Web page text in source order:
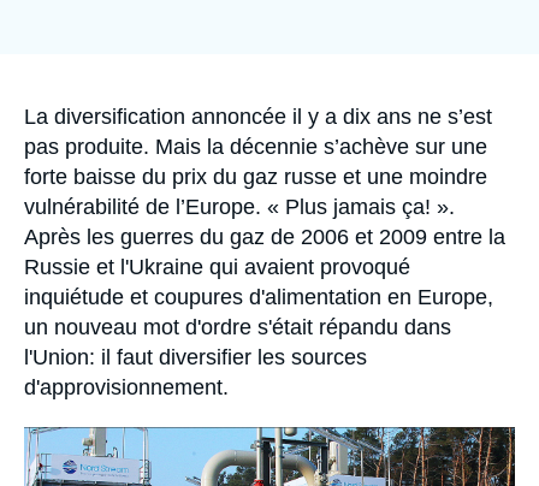
Accroche
La diversification annoncée il y a dix ans ne s’est
pas produite. Mais la décennie s’achève sur une
forte baisse du prix du gaz russe et une moindre
vulnérabilité de l’Europe. « Plus jamais ça! ».
Après les guerres du gaz de 2006 et 2009 entre la
Russie et l'Ukraine qui avaient provoqué
inquiétude et coupures d'alimentation en Europe,
un nouveau mot d'ordre s'était répandu dans
l'Union: il faut diversifier les sources
d'approvisionnement.
Image
principale
médiatique